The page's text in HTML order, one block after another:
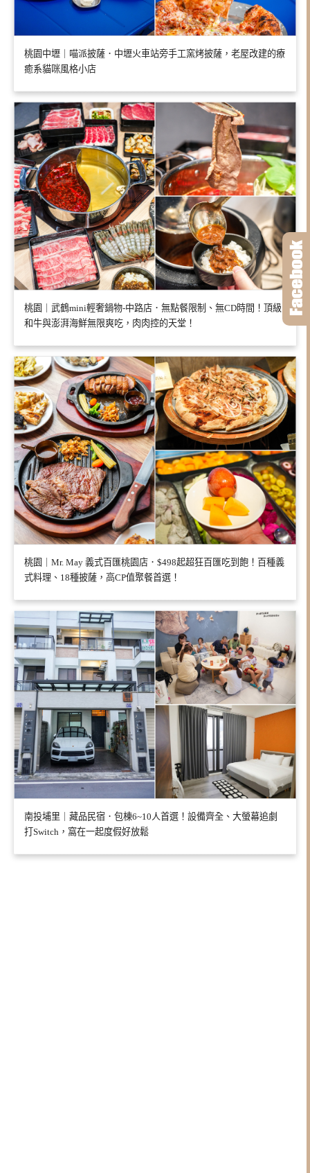
桃園中壢｜喵派披薩．中壢火車站旁手工窯烤披薩，老屋改建的療
癒系貓咪風格小店
桃園｜武鶴mini輕奢鍋物-中路店．無點餐限制、無CD時間！頂級
和牛與澎湃海鮮無限爽吃，肉肉控的天堂！
桃園｜Mr. May 義式百匯桃園店．$498起超狂百匯吃到飽！百種義
式料理、18種披薩，高CP值聚餐首選！
南投埔里｜藏品民宿．包棟6~10人首選！設備齊全、大螢幕追劇
打Switch，窩在一起度假好放鬆